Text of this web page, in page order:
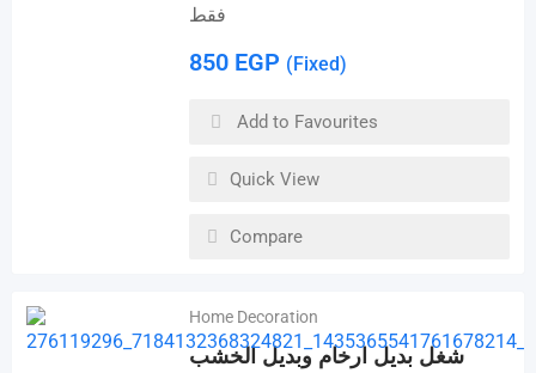
فقط
850 EGP (Fixed)
Add to Favourites
Quick View
Compare
Home Decoration
شغل بديل ارخام وبديل الخشب